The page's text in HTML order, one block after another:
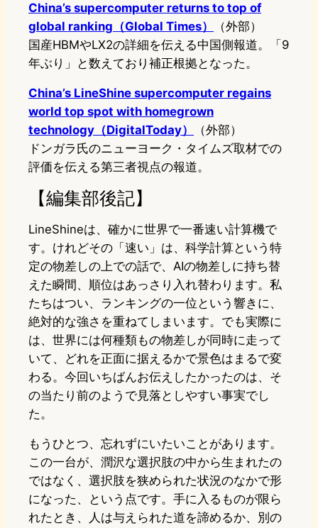
China’s supercomputer returns to top of
global ranking（Global Times）
（外部）
国産HBMやLX2の詳細を伝える中国側報道。「9
年ぶり」と数えており補正根拠となった。
China’s LineShine supercomputer regains
world top spot with homegrown
technology（DigitalToday）
（外部）
ドンガラ氏のニューヨーク・タイムズ取材での
評価を伝える第三者視点の報道。
【編集部後記】
LineShineは、確かに世界で一番速い計算機で
す。けれどその「速い」は、科学計算という特
定の物差しの上での話で、AIの物差しに持ち替
えた瞬間、順位はあっさり入れ替わります。私
たちはつい、ランキングの一位という響きに、
絶対的な強さを重ねてしまいます。でも実際に
は、世界には何種類もの物差しが同時に走って
いて、どれを正面に据えるかで景色はまるで変
わる。今回いちばんお伝えしたかったのは、そ
の当たり前のようで見落としやすい事実でし
た。
もうひとつ、忘れずにいたいことがあります。
この一台が、潤沢な選択肢の中から生まれたの
ではなく、選択肢を狭められた状況のなかで形
になった、という点です。手に入るものが限ら
れたとき、人は与えられた道を諦めるか、別の